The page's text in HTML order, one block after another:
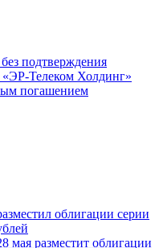
подтверждения
Телеком Холдинг»
погашением
облигации серии
мая разместит облигации